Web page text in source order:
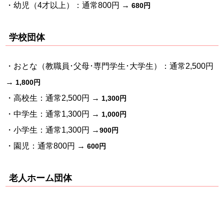
・幼児（4才以上）：通常800円 →680円
学校団体
・おとな（教職員･父母･専門学生･大学生）：通常2,500円
→ 1,800円
・高校生：通常2,500円 → 1,300円
・中学生：通常1,300円 → 1,000円
・小学生：通常1,300円 →900円
・園児：通常800円 →600円
老人ホーム団体